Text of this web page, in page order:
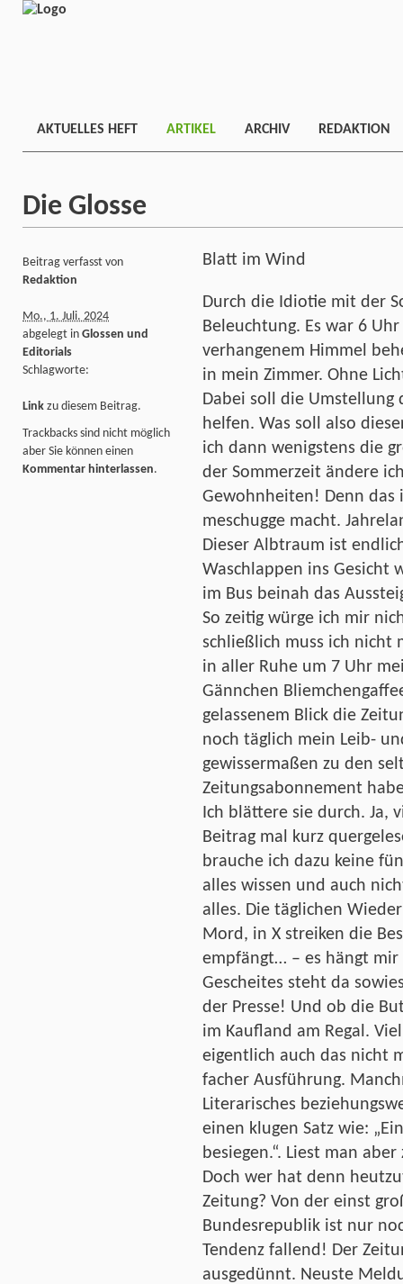
AKTUELLES HEFT ARTIKEL ARCHIV REDAKTION
Die Glosse
Blatt im Wind
Durch die Idiotie mit der
Beleuchtung. Es war 6
verhangenem Himmel
in mein Zimmer. Ohne
Dabei soll die Umstellung
helfen. Was soll also
ich dann wenigstens die
der Sommerzeit ändere
Gewohnheiten! Denn das
meschugge macht.
Dieser Albtraum ist
Waschlappen ins Gesicht
im Bus beinah das
So zeitig würge ich mir
schließlich muss ich nicht
in aller Ruhe um 7 Uhr
Gännchen
gelassenem Blick die
noch täglich mein Leib-
gewissermaßen zu den
Zeitungsabonnement
Ich blättere sie durch. Ja,
Beitrag mal kurz
brauche ich dazu keine
alles wissen und auch
alles. Die täglichen
Mord, in X streiken die
empfängt… – es hängt mir
Gescheites steht da
der Presse! Und ob die
im Kaufland am Regal.
eigentlich auch das nicht
facher Ausführung.
Literarisches
einen klugen Satz wie:
besiegen.“. Liest man
Doch wer hat denn
Zeitung? Von der einst
Bundesrepublik ist nur
Tendenz fallend! Der
ausgedünnt. Neuste
Beitrag verfasst von
Redaktion
Mo., 1. Juli. 2024
abgelegt in Glossen und
Editorials
Schlagworte:
Link zu diesem Beitrag.
Trackbacks sind nicht möglich
aber Sie können einen
Kommentar hinterlassen.